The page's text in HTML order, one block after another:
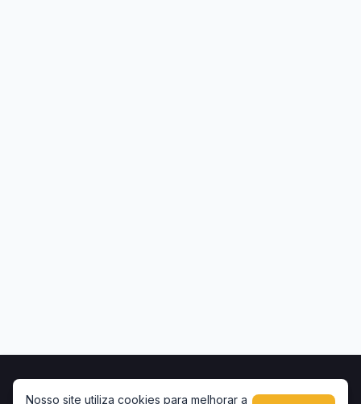
Nosso site utiliza cookies para melhorar a